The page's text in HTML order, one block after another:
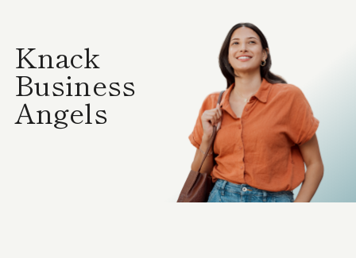
Knack
Business
Angels